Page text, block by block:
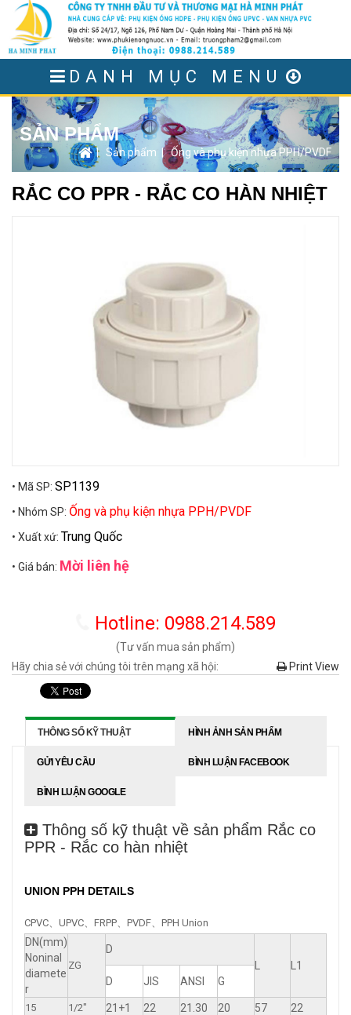
DANH MỤC MENU
SẢN PHẨM
| Sản phẩm |Ống và phụ kiện nhựa PPH/PVDF
RẮC CO PPR - RẮC CO HÀN NHIỆT
• Mã SP: SP1139
• Nhóm SP: Ống và phụ kiện nhựa PPH/PVDF
• Xuất xứ: Trung Quốc
• Giá bán: Mời liên hệ
Hotline: 0988.214.589
(Tư vấn mua sản phẩm)
Print View
Hãy chia sẻ với chúng tôi trên mạng xã hội:
THÔNG SỐ KỸ THUẬT HÌNH ẢNH SẢN PHẨM
GỬI YÊU CẦU BÌNH LUẬN FACEBOOK
BÌNH LUẬN GOOGLE
Thông số kỹ thuật về sản phẩm Rắc co
PPR - Rắc co hàn nhiệt
UNION PPH DETAILS
CPVC、UPVC、FRPP、PVDF、PPH Union
DN(mm)
Noninal
diamete
r
ZG
D
L
L1
D
JIS ANSI G
15 1/2" 21+1 22 21.30 20 57 22